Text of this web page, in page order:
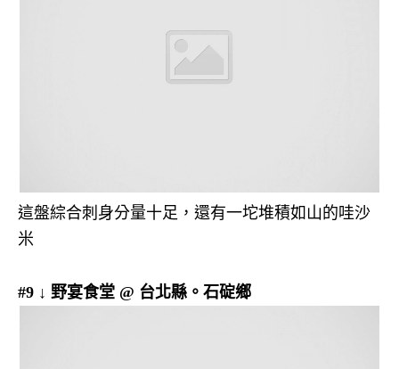
這盤綜合刺身分量十足，還有一坨堆積如山的哇沙
米
#9 ↓ 野宴食堂 @ 台北縣。石碇鄉